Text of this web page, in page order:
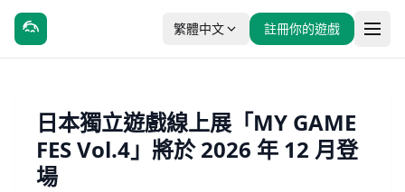
繁體中文 註冊你的遊戲
日本獨立遊戲線上展「MY GAME
FES Vol.4」將於 2026 年 12 月登
場